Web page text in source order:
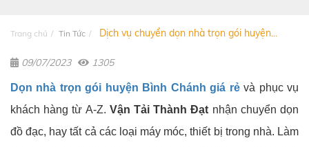
Trang chủ Tin Tức Dịch vụ chuyển dọn nhà trọn gói huyện...
09/07/2023 1305
Dọn nhà trọn gói huyện Bình Chánh giá rẻvà phục vụ
khách hàng từ A-Z. Vận Tải Thành Đạt nhận chuyển dọn
đồ đạc, hay tất cả các loại máy móc, thiết bị trong nhà. Làm